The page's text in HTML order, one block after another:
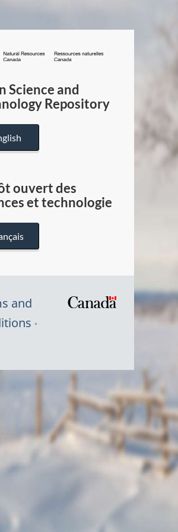
/
Canada
Science and
Repository
ouvert des
et technologie
and
Symbole
Canada